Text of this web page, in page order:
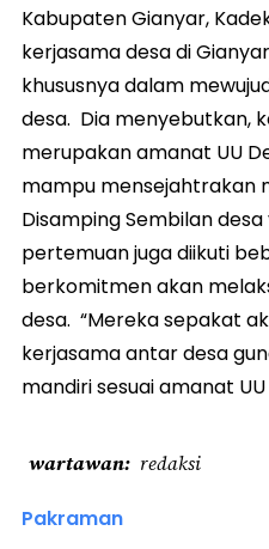
Kabupaten Gianyar,
kerjasama desa di
khususnya dalam
desa. Dia menyebutkan,
merupakan amanat UU
mampu mensejahtrakan
Disamping Sembilan
pertemuan juga diikuti
berkomitmen akan
desa. “Mereka sepakat
kerjasama antar desa
mandiri sesuai amanat UU
wartawan redaksi
Pakraman